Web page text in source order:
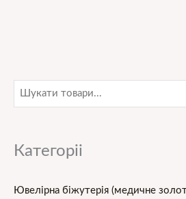
Категоріі
Ювелірна біжутерія (медичне